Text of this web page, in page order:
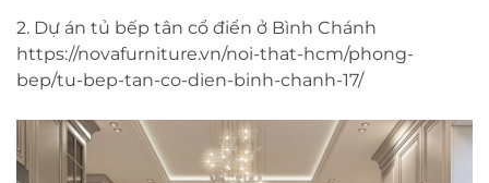
2. Dự án tủ bếp tân cổ điển ở Bình Chánh
https://novafurniture.vn/noi-that-hcm/phong-
bep/tu-bep-tan-co-dien-binh-chanh-17/